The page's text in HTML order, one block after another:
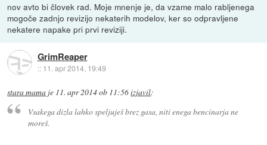
nov avto bi človek rad. Moje mnenje je, da vzame malo rabljenega
mogoče zadnjo revizijo nekaterih modelov, ker so odpravljene
nekatere napake pri prvi reviziji.
GrimReaper
:: 11. apr 2014, 19:49
stara mama je 11. apr 2014 ob 11:56izjavil:
Vsakega dizla lahko speljuješ brez gasa, niti enega bencinarja ne
moreš.